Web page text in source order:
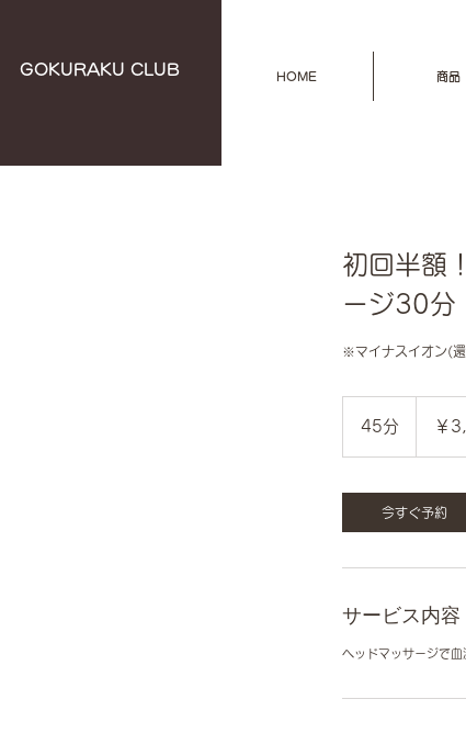
​GOKURAKU CLUB HOME 商品
初回半額
ージ30分
※マイナスイオン(還
45分 ￥
今すぐ予約
サービス内容
ヘッドマッサージで